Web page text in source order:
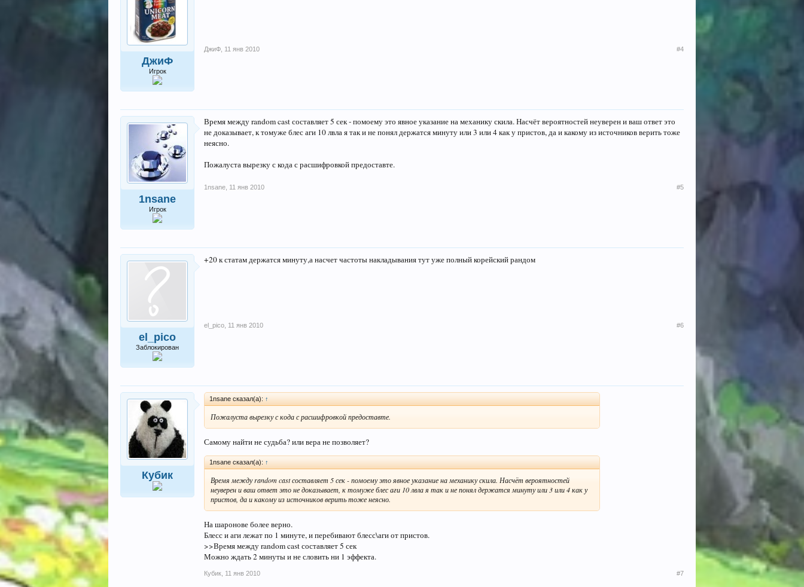
ДжиФ
Игрок
ДжиФ 11 янв 2010 #4
1nsane
Игрок
Время между random cast составляет 5 сек - помоему это явное указание на механику скила. Насчёт вероятностей неуверен и ваш ответ это
не доказывает, к томуже блес аги 10 лвла я так и не понял держатся минуту или 3 или 4 как у пристов, да и какому из источников верить тоже
неясно.
Пожалуста вырезку с кода с расшифровкой предоставте.
1nsane 11 янв 2010 #5
el_pico
Заблокирован
+20 к статам держатся минуту,а насчет частоты накладывания тут уже полный корейский рандом
el_pico 11 янв 2010 #6
Кубик
1nsane сказал(а): ↑
Пожалуста вырезку с кода с расшифровкой предоставте.
Самому найти не судьба? или вера не позволяет?
1nsane сказал(а): ↑
Время между random cast составляет 5 сек - помоему это явное указание на механику скила. Насчёт вероятностей
неуверен и ваш ответ это не доказывает, к томуже блес аги 10 лвла я так и не понял держатся минуту или 3 или 4 как у
пристов, да и какому из источников верить тоже неясно.
На шаронове более верно.
Блесс и аги лежат по 1 минуте, и перебивают блесс\аги от пристов.
>>Время между random cast составляет 5 сек
Можно ждать 2 минуты и не словить ни 1 эффекта.
Кубик 11 янв 2010 #7